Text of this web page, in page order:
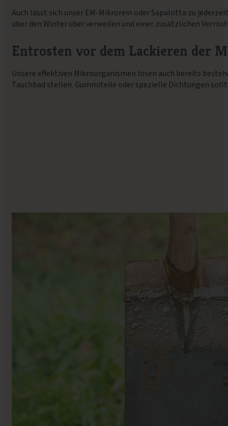
Auch lässt sich unser EM-Mikrorein oder Sapalotta zu
über den Winter über verweilen und einer zusätzlichen
Entrosten vor dem Lackieren der
Unsere effektiven Mikroorganismen lösen auch bereits
Tauchbad stellen. Gummiteile oder spezielle Dichtungen